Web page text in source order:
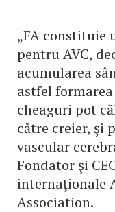
„FA constituie
pentru AVC,
acumularea
astfel
cheaguri pot
către creier, şi
vascular
Fondator şi
internaţionale
Association.